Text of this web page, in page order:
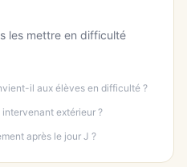
les mettre en difficulté
il aux élèves en difficulté ?
extérieur ?
après le jour J ?